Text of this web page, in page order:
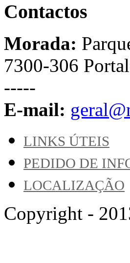
Contactos
Morada:
7300-306
-----
E-mail:
LINKS ÚTEIS
PEDIDO DE
LOCALIZAÇÃO
Copyright -